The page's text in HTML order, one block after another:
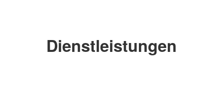
Dienstleistungen